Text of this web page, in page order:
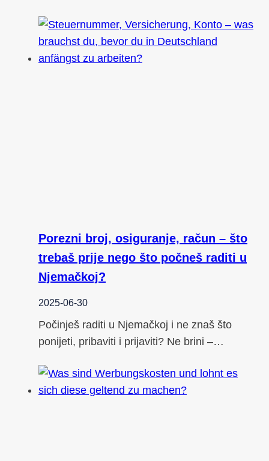
Porezni broj, osiguranje, račun – što
trebaš prije nego što počneš raditi u
Njemačkoj?
2025-06-30
Počinješ raditi u Njemačkoj i ne znaš što
ponijeti, pribaviti i prijaviti? Ne brini –…